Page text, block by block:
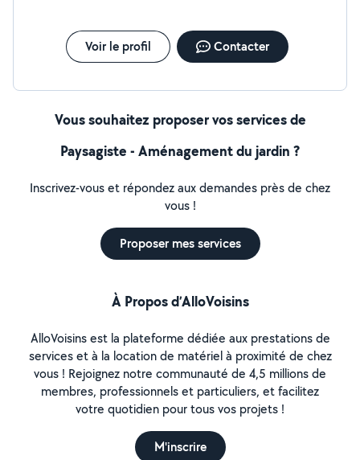
Voir le profil Contacter
Vous souhaitez proposer vos services de
Paysagiste - Aménagement du jardin ?
Inscrivez-vous et répondez aux demandes près de chez
vous !
Proposer mes services
À Propos d’AlloVoisins
AlloVoisins est la plateforme dédiée aux prestations de
services et à la location de matériel à proximité de chez
vous ! Rejoignez notre communauté de 4,5 millions de
membres, professionnels et particuliers, et facilitez
votre quotidien pour tous vos projets !
M'inscrire